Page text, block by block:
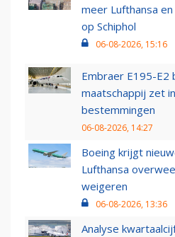
meer Lufthansa
op Schiphol
06-08-2026, 15:16
Embraer E195-E2
maatschappij zet
bestemmingen
06-08-2026, 14:27
Boeing krijgt
Lufthansa
weigeren
06-08-2026, 13:36
Analyse